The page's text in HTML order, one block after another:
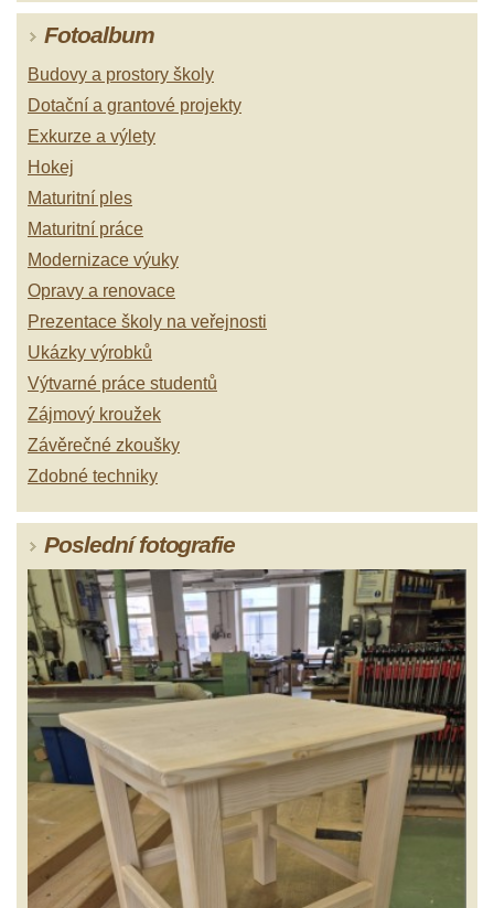
Fotoalbum
Budovy a prostory školy
Dotační a grantové projekty
Exkurze a výlety
Hokej
Maturitní ples
Maturitní práce
Modernizace výuky
Opravy a renovace
Prezentace školy na veřejnosti
Ukázky výrobků
Výtvarné práce studentů
Zájmový kroužek
Závěrečné zkoušky
Zdobné techniky
Poslední fotografie